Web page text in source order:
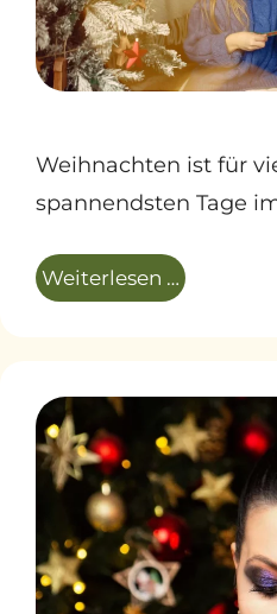
Weihnachten ist für
spannendsten Tage
Weiterlesen …